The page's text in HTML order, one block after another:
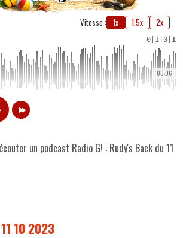
Vitesse : 1x 1.5x 2x
0 1 0 1
00:06
un podcast Radio G! : Rudy's Back du 11
10 2023